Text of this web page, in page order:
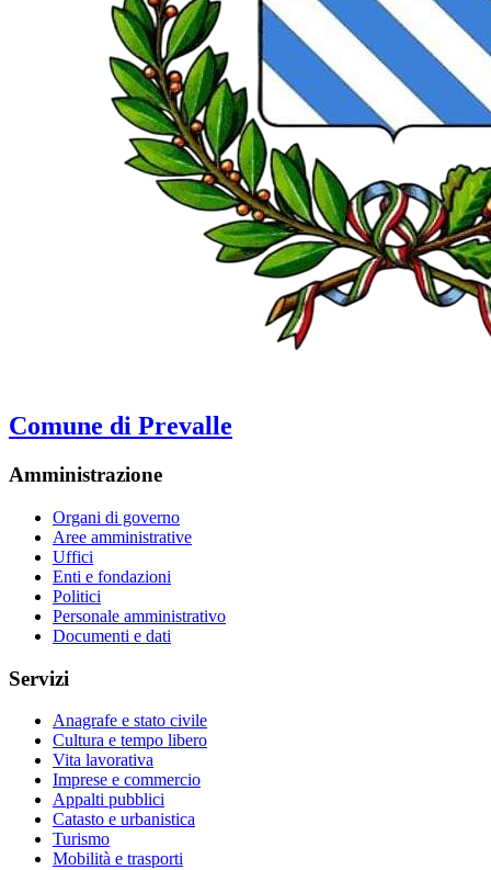
Comune di Prevalle
Amministrazione
Organi di governo
Aree amministrative
Uffici
Enti e fondazioni
Politici
Personale amministrativo
Documenti e dati
Servizi
Anagrafe e stato civile
Cultura e tempo libero
Vita lavorativa
Imprese e commercio
Appalti pubblici
Catasto e urbanistica
Turismo
Mobilità e trasporti